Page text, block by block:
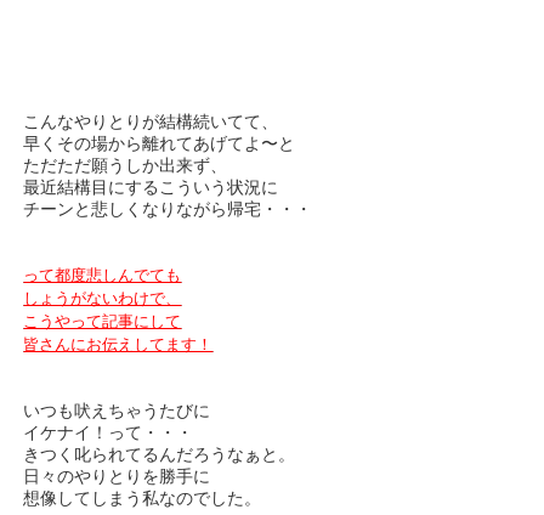
こんなやりとりが結構続いてて、
早くその場から離れてあげてよ〜と
ただただ願うしか出来ず、
最近結構目にするこういう状況に
チーンと悲しくなりながら帰宅・・・
って都度悲しんでても
しょうがないわけで、
こうやって記事にして
皆さんにお伝えしてます！
いつも吠えちゃうたびに
イケナイ！って・・・
きつく叱られてるんだろうなぁと。
日々のやりとりを勝手に
想像してしまう私なのでした。